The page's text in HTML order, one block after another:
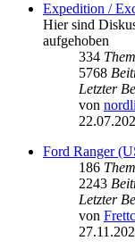
Expedition /
Hier sind
aufgehoben
334
5768
Letzter
von
Ford Ranger
186
2243
Letzter
von